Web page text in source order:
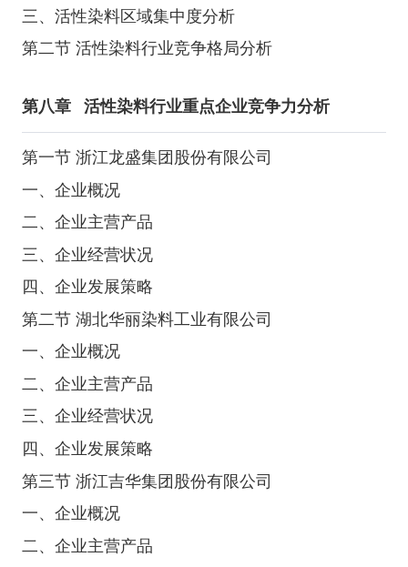
三、活性染料区域集中度分析
第二节 活性染料行业竞争格局分析
第八章 活性染料行业重点企业竞争力分析
第一节 浙江龙盛集团股份有限公司
一、企业概况
二、企业主营产品
三、企业经营状况
四、企业发展策略
第二节 湖北华丽染料工业有限公司
一、企业概况
二、企业主营产品
三、企业经营状况
四、企业发展策略
第三节 浙江吉华集团股份有限公司
一、企业概况
二、企业主营产品